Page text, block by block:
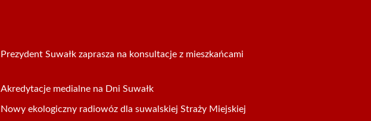
Prezydent Suwałk zaprasza na konsultacje z mieszkańcami
Akredytacje medialne na Dni Suwałk
Nowy ekologiczny radiowóz dla suwalskiej Straży Miejskiej